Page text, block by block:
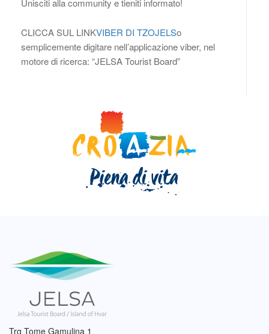
Unisciti alla community e tieniti informato!
CLICCA SUL LINKVIBER DI TZOJELSo
semplicemente digitare nell’applicazione viber, nel
motore di ricerca: “JELSA Tourist Board”
Trg Tome Gamulina 1